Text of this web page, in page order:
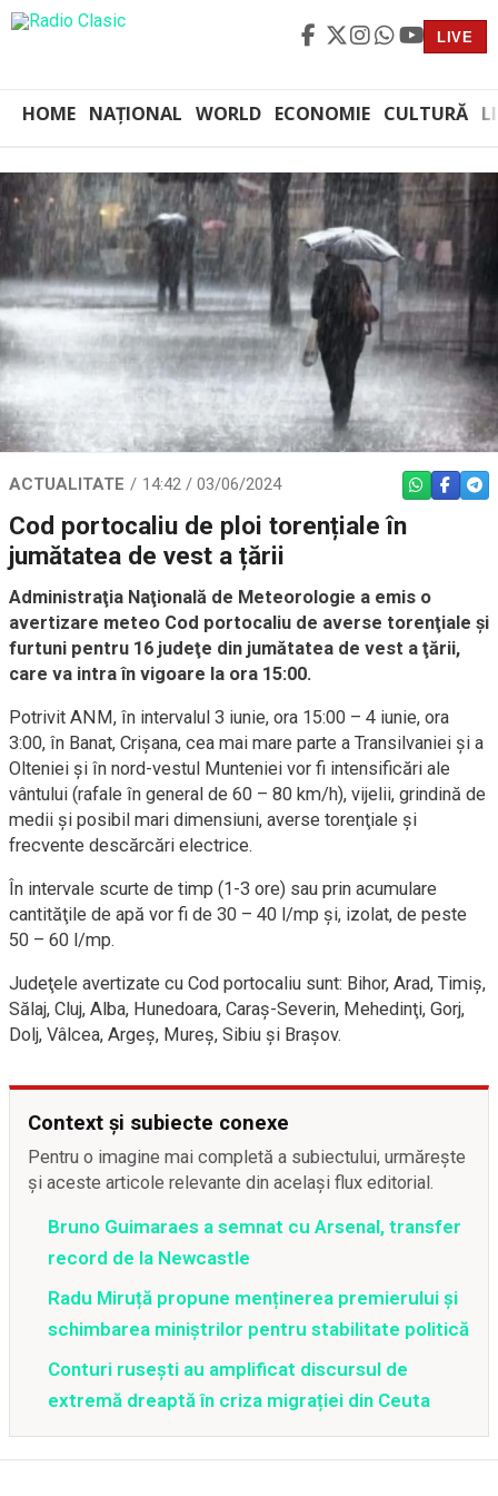
LIVE
HOME NAȚIONAL WORLD ECONOMIE CULTURĂ
ACTUALITATE 14:42 / 03/06/2024 WHATSAPP
Cod portocaliu de ploi torențiale în
jumătatea de vest a țării
Administraţia Naţională de Meteorologie a emis o
avertizare meteo Cod portocaliu de averse torenţiale şi
furtuni pentru 16 judeţe din jumătatea de vest a ţării,
care va intra în vigoare la ora 15:00.
Potrivit ANM, în intervalul 3 iunie, ora 15:00 – 4 iunie, ora
3:00, în Banat, Crişana, cea mai mare parte a Transilvaniei şi a
Olteniei şi în nord-vestul Munteniei vor fi intensificări ale
vântului (rafale în general de 60 – 80 km/h), vijelii, grindină de
medii şi posibil mari dimensiuni, averse torenţiale şi
frecvente descărcări electrice.
În intervale scurte de timp (1-3 ore) sau prin acumulare
cantităţile de apă vor fi de 30 – 40 l/mp şi, izolat, de peste
50 – 60 l/mp.
Judeţele avertizate cu Cod portocaliu sunt: Bihor, Arad, Timiş,
Sălaj, Cluj, Alba, Hunedoara, Caraş-Severin, Mehedinţi, Gorj,
Dolj, Vâlcea, Argeş, Mureş, Sibiu şi Braşov.
Context și subiecte conexe
Pentru o imagine mai completă a subiectului, urmărește
și aceste articole relevante din același flux editorial.
Bruno Guimaraes a semnat cu Arsenal, transfer
record de la Newcastle
Radu Miruță propune menținerea premierului și
schimbarea miniștrilor pentru stabilitate politică
Conturi rusești au amplificat discursul de
extremă dreaptă în criza migrației din Ceuta